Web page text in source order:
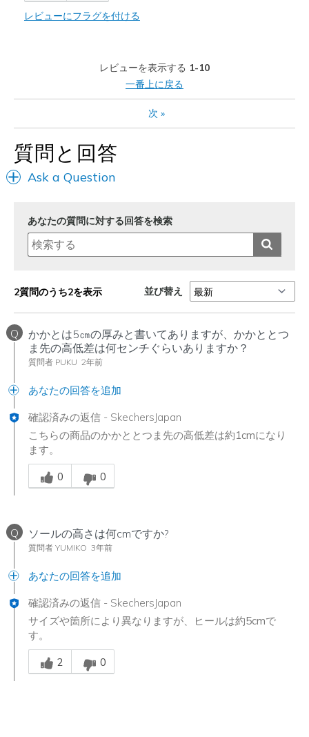
Stylish
Travel
Width
Feels true to width
レビューにフラグを付ける
レビューを表示する 1-10
一番上に戻る
次 »
質問と回答
Ask a Question
あなたの質問に対する回答を検索
2質問のうち2を表示 並び替え
Q
かかとは5㎝の厚みと書いてありますが、かかととつ
ま先の高低差は何センチぐらいありますか？
質問者 PUKU 2年前
あなたの回答を追加
確認済みの返信 - SkechersJapan
こちらの商品のかかととつま先の高低差は約1cmになり
ます。
Was this answer helpful to you
0
0
Q ソールの高さは何cmですか?
質問者 YUMIKO 3年前
あなたの回答を追加
確認済みの返信 - SkechersJapan
サイズや箇所により異なりますが、ヒールは約5cmで
す。
Was this answer helpful to you
2
0